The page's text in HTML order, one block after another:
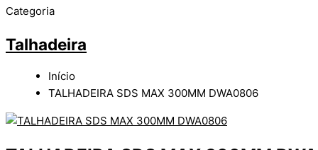
Categoria
Talhadeira
Início
TALHADEIRA SDS MAX 300MM DWA0806